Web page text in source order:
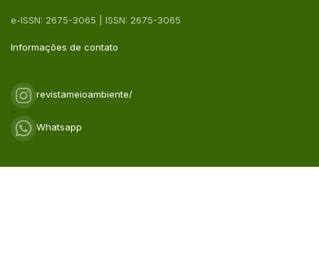
e-ISSN: 2675-3065 | ISSN: 2675-3065
Informações de contato
revistameioambiente/
Whatsapp